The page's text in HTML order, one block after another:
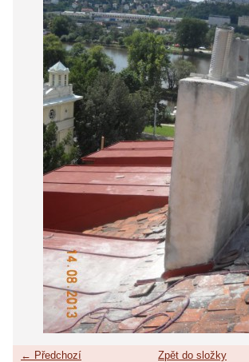
← Předchozí Zpět do složky